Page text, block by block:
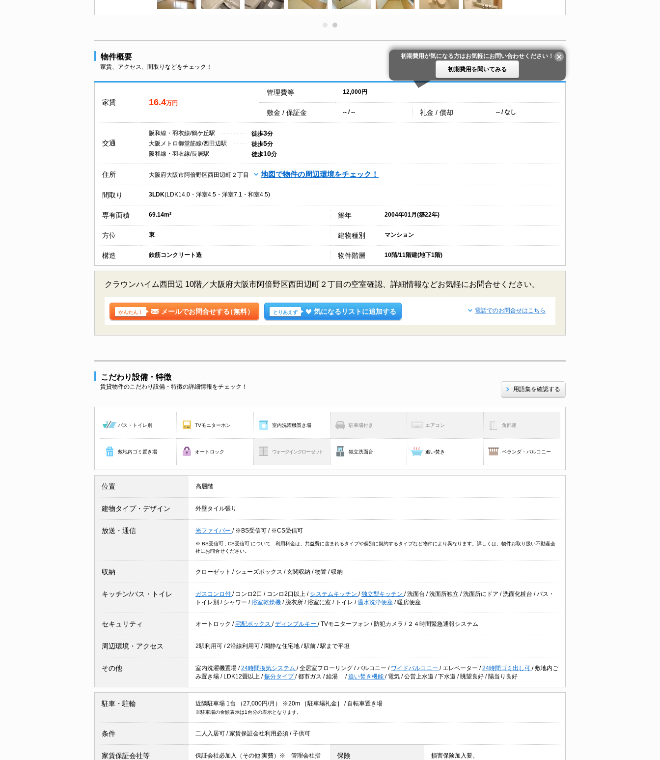
物件概要
家賃、アクセス、間取りなどをチェック！
初期費用が気になる方はお気軽にお問い合わせください！
初期費用を聞いてみる
家賃 16.4万円
管理費等 12,000円
敷金 / 保証金 -- / -- 礼金 / 償却 -- / なし
交通
阪和線・羽衣線/鶴ケ丘駅 徒歩3分
大阪メトロ御堂筋線/西田辺駅
徒歩5分
阪和線・羽衣線/長居駅
徒歩10分
住所 大阪府大阪市阿倍野区西田辺町２丁目 地図で物件の周辺環境をチェック！
間取り 3LDK(LDK14.0・洋室4.5・洋室7.1・和室4.5)
専有面積 69.14m² 築年 2004年01月(築22年)
方位 東 建物種別 マンション
構造 鉄筋コンクリート造 物件階層 10階/11階建(地下1階)
クラウンハイム西田辺 10階／大阪府大阪市阿倍野区西田辺町２丁目の空室確認、詳細情報などお気軽にお問合せください。
かんたん！ メールでお問合せする（無料） とりあえず 気になるリストに追加する 電話でのお問合せはこちら
こだわり設備・特徴
賃貸物件のこだわり設備・特徴の詳細情報をチェック！ 用語集を確認する
バス・トイレ別 TVモニターホン 室内洗濯機置き場 駐車場付き エアコン 角部屋
敷地内ゴミ置き場 オートロック ウォークインクローゼット 独立洗面台 追い焚き ベランダ・バルコニー
位置 高層階
建物タイプ・デザイン 外壁タイル張り
放送・通信 光ファイバー / ※BS受信可 / ※CS受信可
※ BS受信可 , CS受信可 について…利用料金は、共益費に含まれるタイプや個別に契約するタイプなど物件により異なります。詳しくは、物件お取り扱い不動産会
社にお問合せください。
収納 クローゼット / シューズボックス /玄関収納 /物置 /収納
キッチン/バス・トイレ ガスコンロ付 / コンロ2口 / コンロ2口以上 / システムキッチン /独立型キッチン /洗面台 /洗面所独立 /洗面所にドア /洗面化粧台 /バス・
トイレ別 / シャワー /浴室乾燥機 / 脱衣所 /浴室に窓 / トイレ /温水洗浄便座 / 暖房便座
セキュリティ オートロック /宅配ボックス /ディンプルキー /TVモニターフォン / 防犯カメラ / ２４時間緊急通報システム
周辺環境・アクセス 2駅利用可 /2沿線利用可 / 閑静な住宅地 /駅前 /駅まで平坦
その他 室内洗濯機置場 /24時間換気システム /全居室フローリング /バルコニー / ワイドバルコニー / エレベーター /24時間ゴミ出し可 /敷地内ご
み置き場 / LDK12畳以上 /振分タイプ/都市ガス /給湯 /追い焚き機能 / 電気 /公営上水道 /下水道 / 眺望良好 / 陽当り良好
駐車・駐輪 近隣駐車場 1台 （27,000円/月） ※20m ［駐車場礼金］ / 自転車置き場
※駐車場の金額表示は1台分の表示となります。
条件 二人入居可 /家賃保証会社利用必須 /子供可
家賃保証会社等
保証会社必加入（その他:実費）※ 管理会社指
保険 損害保険加入要。